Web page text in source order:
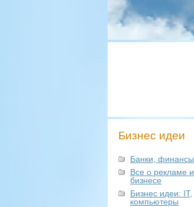
Бизнес идеи
Банки, финансы
Все о рекламе и
бизнесе
Бизнес идеи: IT,
компьютеры